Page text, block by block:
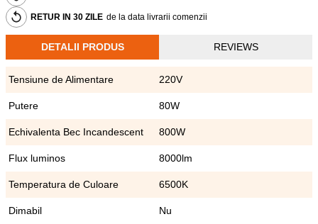
RETUR IN 30 ZILE de la data livrarii comenzii
DETALII PRODUS REVIEWS
Tensiune de Alimentare 220V
Putere 80W
Echivalenta Bec Incandescent 800W
Flux luminos 8000lm
Temperatura de Culoare 6500K
Dimabil Nu